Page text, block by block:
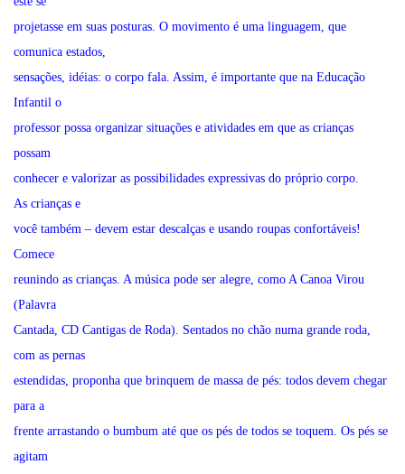
projetasse em suas posturas. O movimento é uma linguagem, que
comunica estados,
sensações, idéias: o corpo fala. Assim, é importante que na Educação
Infantil o
professor possa organizar situações e atividades em que as crianças
possam
conhecer e valorizar as possibilidades expressivas do próprio corpo.
As crianças e
você também – devem estar descalças e usando roupas confortáveis!
Comece
reunindo as crianças. A música pode ser alegre, como A Canoa Virou
(Palavra
Cantada, CD Cantigas de Roda). Sentados no chão numa grande roda,
com as pernas
estendidas, proponha que brinquem de massa de pés: todos devem chegar
para a
frente arrastando o bumbum até que os pés de todos se toquem. Os pés se
agitam